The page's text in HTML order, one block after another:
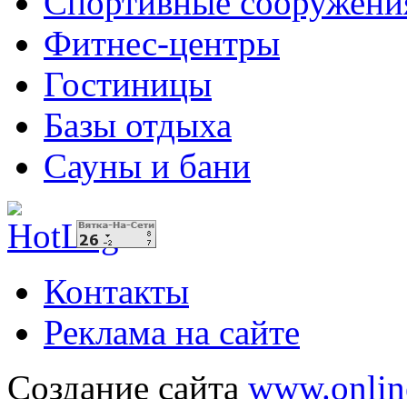
Фитнес-центры
Гостиницы
Базы отдыха
Сауны и бани
Контакты
Реклама на сайте
Создание сайта